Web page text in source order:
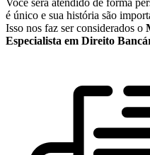
Você será atendido de forma
é único e sua história são
Isso nos faz ser considerados o
Especialista em Direito